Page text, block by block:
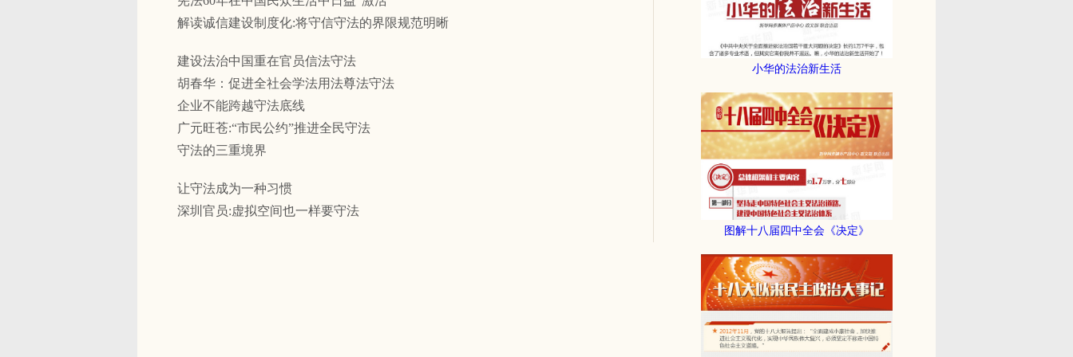
解读诚信建设制度化:将守信守法的界限规范明晰
建设法治中国重在官员信法守法
胡春华：促进全社会学法用法尊法守法
企业不能跨越守法底线
广元旺苍:“市民公约”推进全民守法
守法的三重境界
让守法成为一种习惯
深圳官员:虚拟空间也一样要守法
小华的法治新生活
图解十八届四中全会《决定》